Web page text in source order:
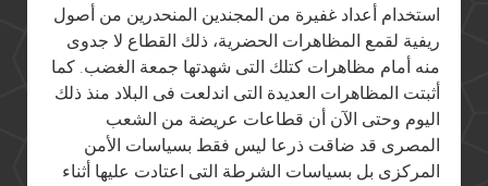
استخدام أعداد غفيرة من المجندين المنحدرين من أصول
ريفية لقمع المظاهرات الحضرية، ذلك القطاع لا جدوى
منه أمام مظاهرات كتلك التى شهدتها جمعة الغضب. كما
أثبتت المظاهرات العديدة التى اندلعت فى البلاد منذ ذلك
اليوم وحتى الآن أن قطاعات عريضة من الشعب
المصرى قد ضاقت ذرعا ليس فقط بسياسات الأمن
المركزى بل بسياسات الشرطة التى اعتادت عليها أثناء